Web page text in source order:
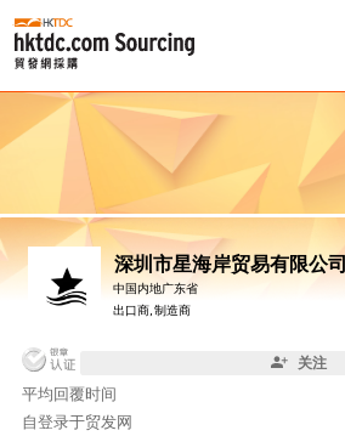
深圳市星海岸贸易有限公司
中国内地广东省
出口商, 制造商
关注
平均回覆时间
自登录于贸发网